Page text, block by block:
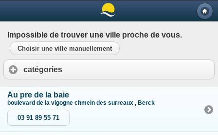
Impossible de trouver une ville proche de vous.
Choisir une ville manuellement
catégories
Au pre de la baie
boulevard de la vigogne chmein des surreaux , Berck
03 91 89 55 71